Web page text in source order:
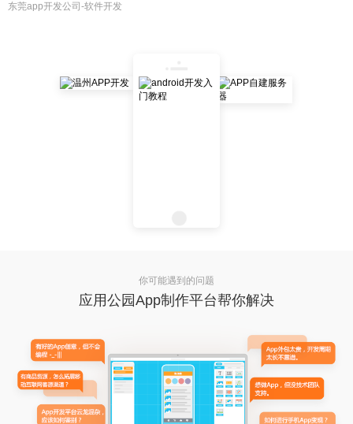
东莞app开发公司-软件开发
你可能遇到的问题
应用公园App制作平台帮你解决